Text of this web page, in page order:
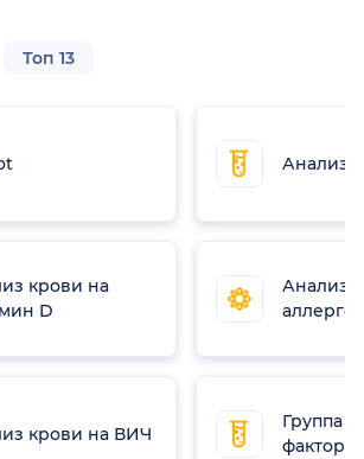
Топ 13
крови на
D
крови на ВИЧ
Анализ
Анализы
Группа
фактор